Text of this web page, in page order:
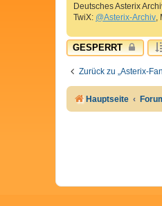
Deutsches Asterix
TwiX: @Asterix-Archiv,
GESPERRT
Zurück zu „Asterix-
Hauptseite